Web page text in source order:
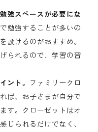
強スペースが必要にな
勉強することが多いの
設けるのがおすすめ。
られるので、学習の習
ント。 ファミリークロ
ば、お子さまが自分で
す。クローゼットはオ
じられるだけでなく、